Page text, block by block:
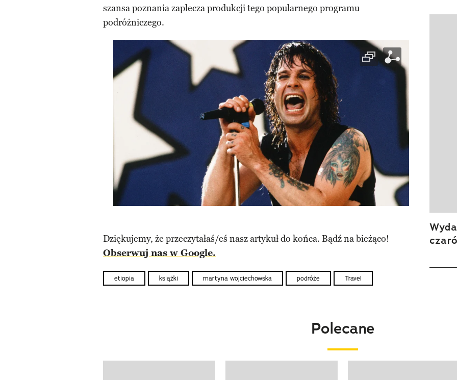
szansa poznania zaplecza produkcji tego popularnego programu
podróżniczego.
Dziękujemy, że przeczytałaś/eś nasz artykuł do końca. Bądź na bieżąco!
Obserwuj nas w Google.
etiopia książki martyna wojciechowska podróże Travel
Polecane